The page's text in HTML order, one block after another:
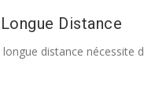
Distance
distance nécessite